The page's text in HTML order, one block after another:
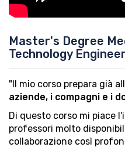
Master's Degree
Technology
"Il mio corso prepara già
aziende, i compagni e i
Di questo corso mi piace
professori molto
collaborazione così